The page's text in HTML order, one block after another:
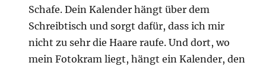
Schafe. Dein Kalender hängt über dem
Schreibtisch und sorgt dafür, dass ich mir
nicht zu sehr die Haare raufe. Und dort, wo
mein Fotokram liegt, hängt ein Kalender, den